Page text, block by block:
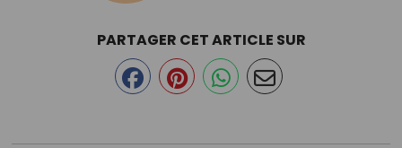
PARTAGER CET ARTICLE SUR